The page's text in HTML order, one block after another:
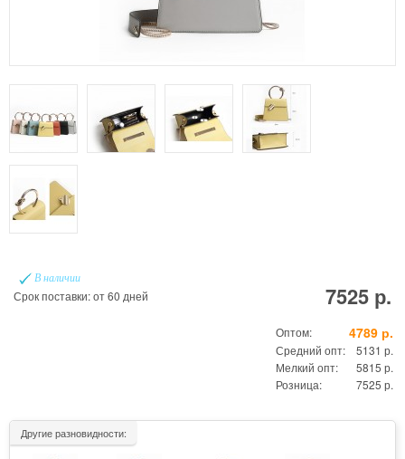
В наличии
Срок поставки: от 60 дней 7525 р.
Оптом: 4789 р.
Средний опт:
5131 р.
Мелкий опт:
5815 р.
Розница:
7525 р.
Другие разновидности: